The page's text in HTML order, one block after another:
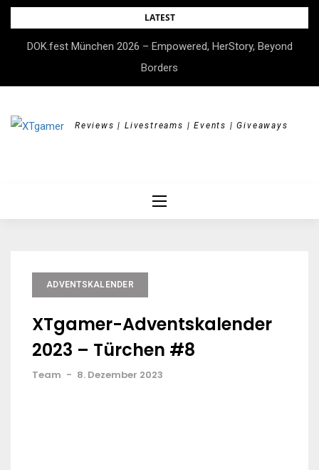
Skip
content
LATEST
Im Test: Brook Wingman P5s/P5/NS Lite Converter
DOK.fest München 2026 – Empowered, HerStory, Beyond
Borders
Reviews | Livestreams | Events | Giveaways
ADVENTSKALENDER
XTgamer-Adventskalender
2023 – Türchen #8
Team - 8. Dezember 2023